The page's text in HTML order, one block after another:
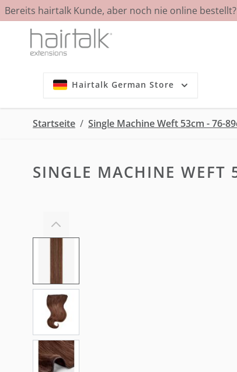
Bereits hairtalk Kunde, aber noch nie online bestellt?
Zum Inhalt springen
Hairtalk German Store
Startseite / Single Machine Weft 53cm - 76-
SINGLE MACHINE
View larger image
View larger image